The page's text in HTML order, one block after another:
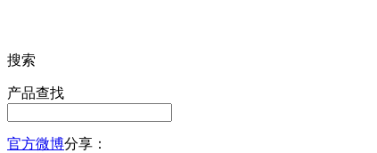
搜索
产品查找
官方微博分享：